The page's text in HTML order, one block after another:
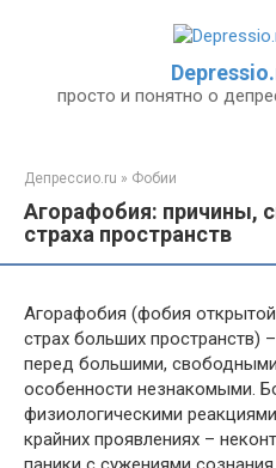
просто и понятно о
Депрессио.ru » Фобии
Агорафобия: причины,
страха пространств
Агорафобия (фобия
страх больших пространств)
перед большими,
особенности незнакомыми.
физиологическими
крайних проявлениях –